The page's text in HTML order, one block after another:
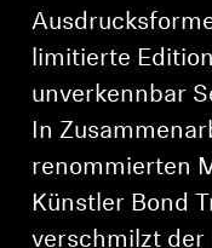
limitierte
unverkennbar
In
renommierten
Künstler Bond
verschmilzt der